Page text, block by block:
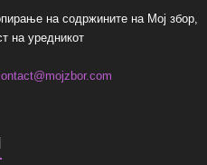
на содржините на Мој збор,
на уредникот